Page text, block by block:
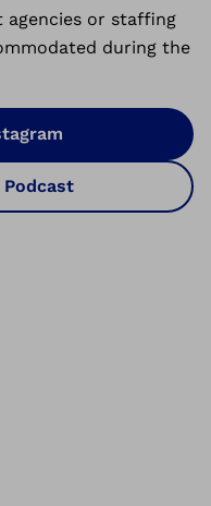
or staffing
during the